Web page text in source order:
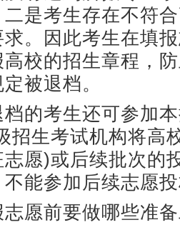
二是考生存在不符
。因此考生在填
校的招生章程，
被退档。
考生还可参加本
招生考试机构将高
愿)或后续批次的
能参加后续志愿
前要做哪些准备